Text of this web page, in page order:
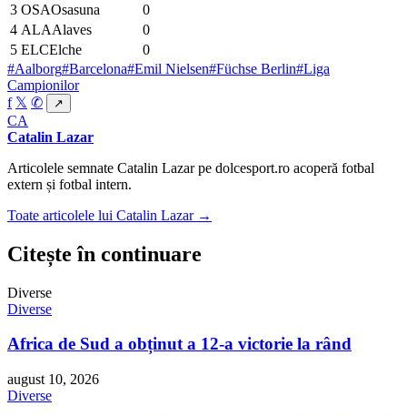
3 OSAOsasuna
0
4 ALAAlaves
0
5 ELCElche
0
#Aalborg#Barcelona#Emil Nielsen#Füchse Berlin#Liga
Campionilor
f 𝕏 ✆ ↗
CA
Catalin Lazar
Articolele semnate Catalin Lazar pe dolcesport.ro acoperă fotbal
extern și fotbal intern.
Toate articolele lui Catalin Lazar →
Citește în continuare
Diverse
Diverse
Africa de Sud a obținut a 12-a victorie la rând
august 10, 2026
Diverse